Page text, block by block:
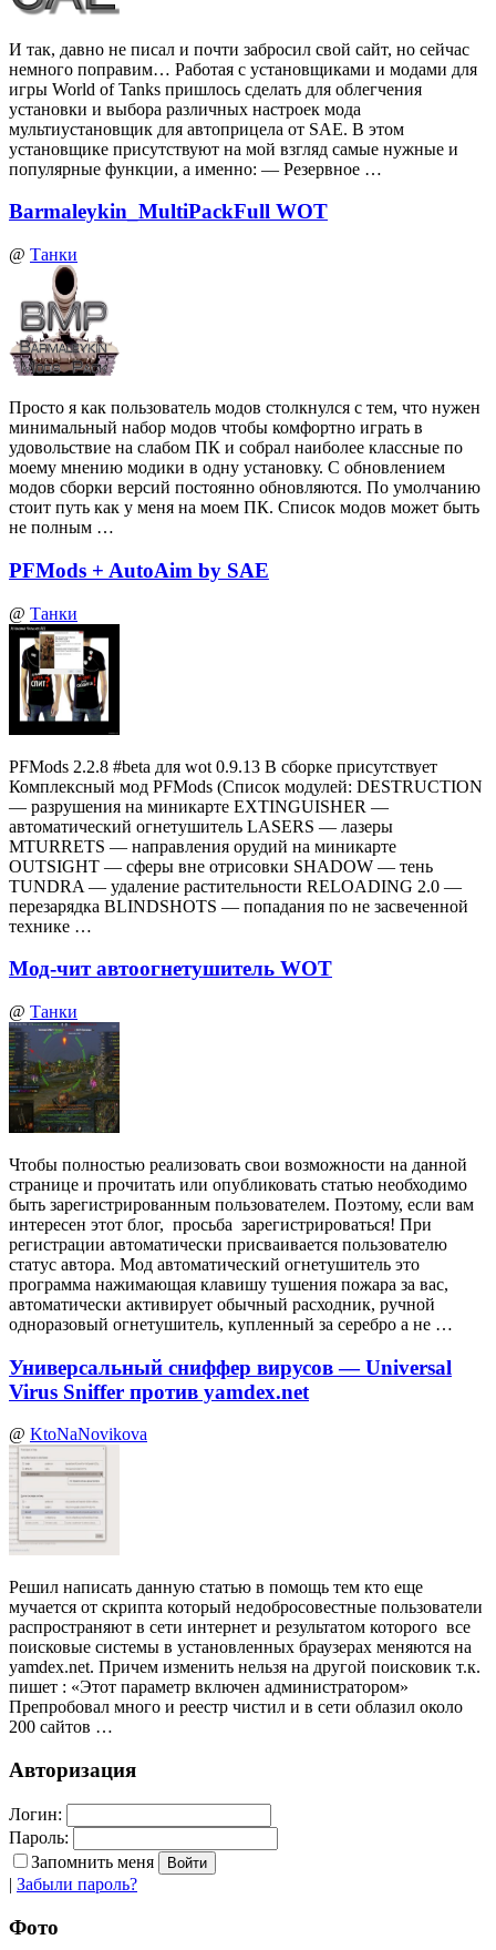
И так, давно не писал и почти забросил свой сайт, но сейчас
немного поправим… Работая с установщиками и модами для
игры World of Tanks пришлось сделать для облегчения
установки и выбора различных настроек мода
мультиустановщик для автоприцела от SAE. В этом
установщике присутствуют на мой взгляд самые нужные и
популярные функции, а именно: — Резервное …
Barmaleykin_MultiPackFull WOT
@ Танки
Просто я как пользователь модов столкнулся с тем, что нужен
минимальный набор модов чтобы комфортно играть в
удовольствие на слабом ПК и собрал наиболее классные по
моему мнению модики в одну установку. С обновлением
модов сборки версий постоянно обновляются. По умолчанию
стоит путь как у меня на моем ПК. Список модов может быть
не полным …
PFMods + AutoAim by SAE
@ Танки
PFMods 2.2.8 #beta для wot 0.9.13 В сборке присутствует
Комплексный мод PFMods (Список модулей: DESTRUCTION
— разрушения на миникарте EXTINGUISHER —
автоматический огнетушитель LASERS — лазеры
MTURRETS — направления орудий на миникарте
OUTSIGHT — сферы вне отрисовки SHADOW — тень
TUNDRA — удаление растительности RELOADING 2.0 —
перезарядка BLINDSHOTS — попадания по не засвеченной
технике …
Мод-чит автоогнетушитель WOT
@ Танки
Чтобы полностью реализовать свои возможности на данной
странице и прочитать или опубликовать статью необходимо
быть зарегистрированным пользователем. Поэтому, если вам
интересен этот блог, просьба зарегистрироваться! При
регистрации автоматически присваивается пользователю
статус автора. Мод автоматический огнетушитель это
программа нажимающая клавишу тушения пожара за вас,
автоматически активирует обычный расходник, ручной
одноразовый огнетушитель, купленный за серебро а не …
Универсальный сниффер вирусов — Universal
Virus Sniffer против yamdex.net
@ KtoNaNovikova
Решил написать данную статью в помощь тем кто еще
мучается от скрипта который недобросовестные пользователи
распространяют в сети интернет и результатом которого все
поисковые системы в установленных браузерах меняются на
yamdex.net. Причем изменить нельзя на другой поисковик т.к.
пишет : «Этот параметр включен администратором»
Препробовал много и реестр чистил и в сети облазил около
200 сайтов …
Авторизация
Логин:
Пароль:
Запомнить меня
| Забыли пароль?
Фото